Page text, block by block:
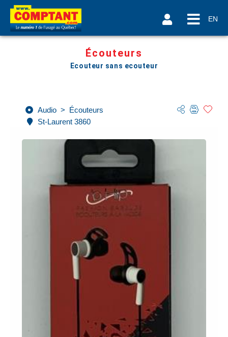
EN
Écouteurs
Ecouteur sans ecouteur
Audio > Écouteurs
St-Laurent 3860